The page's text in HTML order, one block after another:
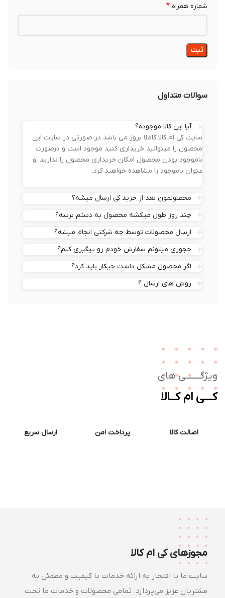
شماره همراه*
سوالات متداول
آیا این کالا موجوده؟
سایت کی ام کالا کاملا بروز می باشد در صورتی در سایت این
محصول را میتوانید خریداری کنید موجود است و درصورت
ناموجود بودن محصول امکان خریداری محصول را ندارید. و
عنوان ناموجود را مشاهده خواهید کرد.
محصولمون بعد از خرید کی ارسال میشه؟
چند روز طول میکشه محصول به دستم برسه؟
ارسال محصولات توسط چه شرکتی انجام میشه؟
چجوری میتونم سفارش خودم رو پیگیری کنم؟
اگر محصول مشکل داشت چیکار باید کرد؟
روش های ارسال ؟
های
ام کــالا
اصالت کالا پرداخت امن ارسال سریع
مجوزهای کی ام کالا
سایت ما با افتخار به ارائه خدمات با کیفیت و مطمئن به
مشتریان عزیز می‌پردازد. تمامی محصولات و خدمات ما تحت